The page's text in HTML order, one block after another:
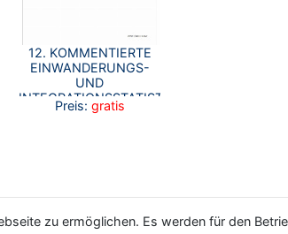
12. KOMMENTIERTE
EINWANDERUNGS-
UND
INTEGRATIONSSTATISTIK
NORDRHEIN-
Preis: gratis
zu ermöglichen. Es werden für den